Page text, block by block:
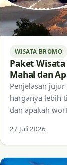
WISATA BROMO
Paket
Mahal dan
Penjelasan
harganya lebih
dan apakah
27 Juli 2026